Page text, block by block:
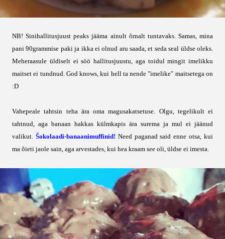
NB! Sinihallitusjuust peaks jääma ainult õrnalt tuntavaks. Samas, mina
pani 90grammise paki ja ikka ei olnud aru saada, et seda seal üldse oleks.
Meheraasule üldiselt ei söö hallitusjuustu, aga toidul mingit imelikku
maitset ei tundnud. God knows, kui hell ta nende "imelike" maitsetega on
:D
Vahepeale tahtsin teha ära oma magusakatsetuse. Olgu, tegelikult ei
tahtnud, aga banaan hakkas külmkapis ära surema ja mul ei jäänud
valikut. Šokolaadi-banaanimuffinid! Need paganad said enne otsa, kui
ma õieti jaole sain, aga arvestades, kui hea kraam see oli, üldse ei imesta.